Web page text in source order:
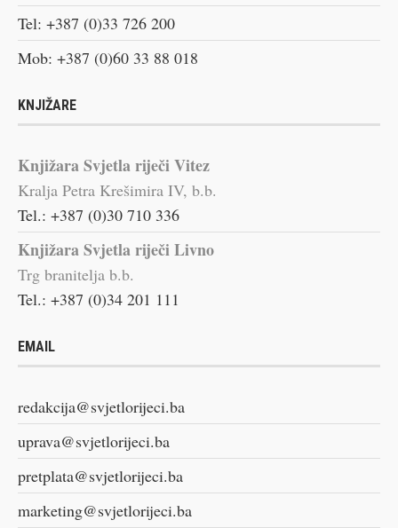
Tel: +387 (0)33 726 200
Mob: +387 (0)60 33 88 018
KNJIŽARE
Knjižara Svjetla riječi Vitez
Kralja Petra Krešimira IV, b.b.
Tel.: +387 (0)30 710 336
Knjižara Svjetla riječi Livno
Trg branitelja b.b.
Tel.: +387 (0)34 201 111
EMAIL
redakcija@svjetlorijeci.ba
uprava@svjetlorijeci.ba
pretplata@svjetlorijeci.ba
marketing@svjetlorijeci.ba